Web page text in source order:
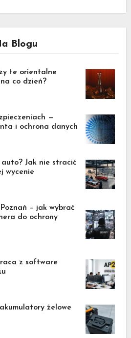
Blogu
te orientalne
co dzień?
—
i ochrona danych
Jak nie stracić
wycenie
– jak wybrać
do ochrony
z software
żelowe